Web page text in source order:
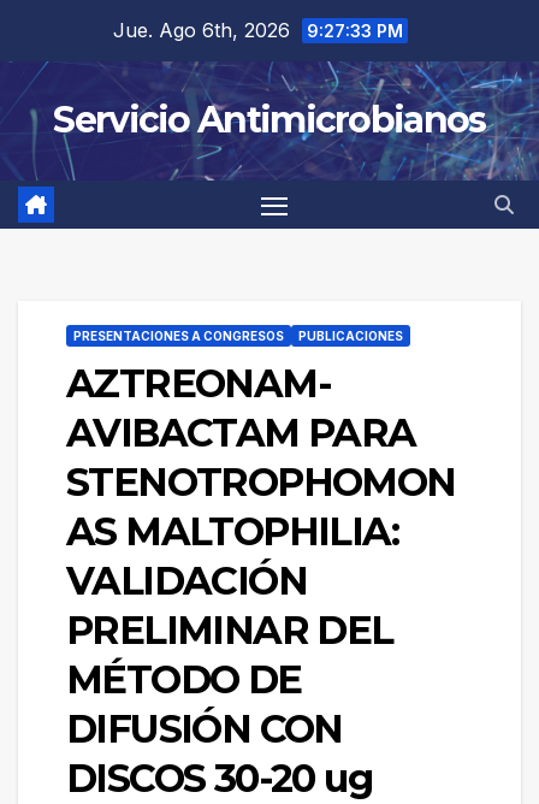
contenido
Jue. Ago 6th, 2026 9:27:33 PM
Servicio Antimicrobianos
PRESENTACIONES A CONGRESOS PUBLICACIONES
AZTREONAM-
AVIBACTAM PARA
STENOTROPHOMON
AS MALTOPHILIA:
VALIDACIÓN
PRELIMINAR DEL
MÉTODO DE
DIFUSIÓN CON
DISCOS 30-20 ug